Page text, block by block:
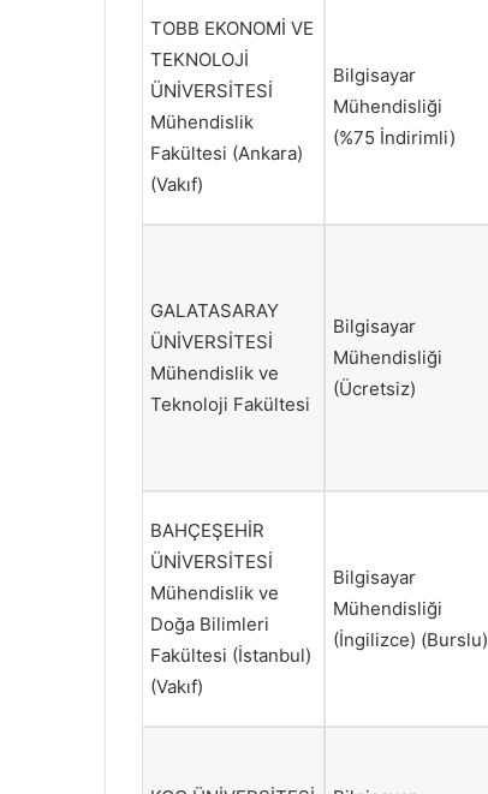
TOBB EKONOMİ VE
TEKNOLOJİ
ÜNİVERSİTESİ
Mühendislik
Fakültesi (Ankara)
(Vakıf)
Bilgisayar
Mühendisliği
(%75 İndirimli)
GALATASARAY
ÜNİVERSİTESİ
Mühendislik ve
Teknoloji Fakültesi
Bilgisayar
Mühendisliği
(Ücretsiz)
BAHÇEŞEHİR
ÜNİVERSİTESİ
Mühendislik ve
Doğa Bilimleri
Fakültesi (İstanbul)
(Vakıf)
Bilgisayar
Mühendisliği
(İngilizce) (Burslu)